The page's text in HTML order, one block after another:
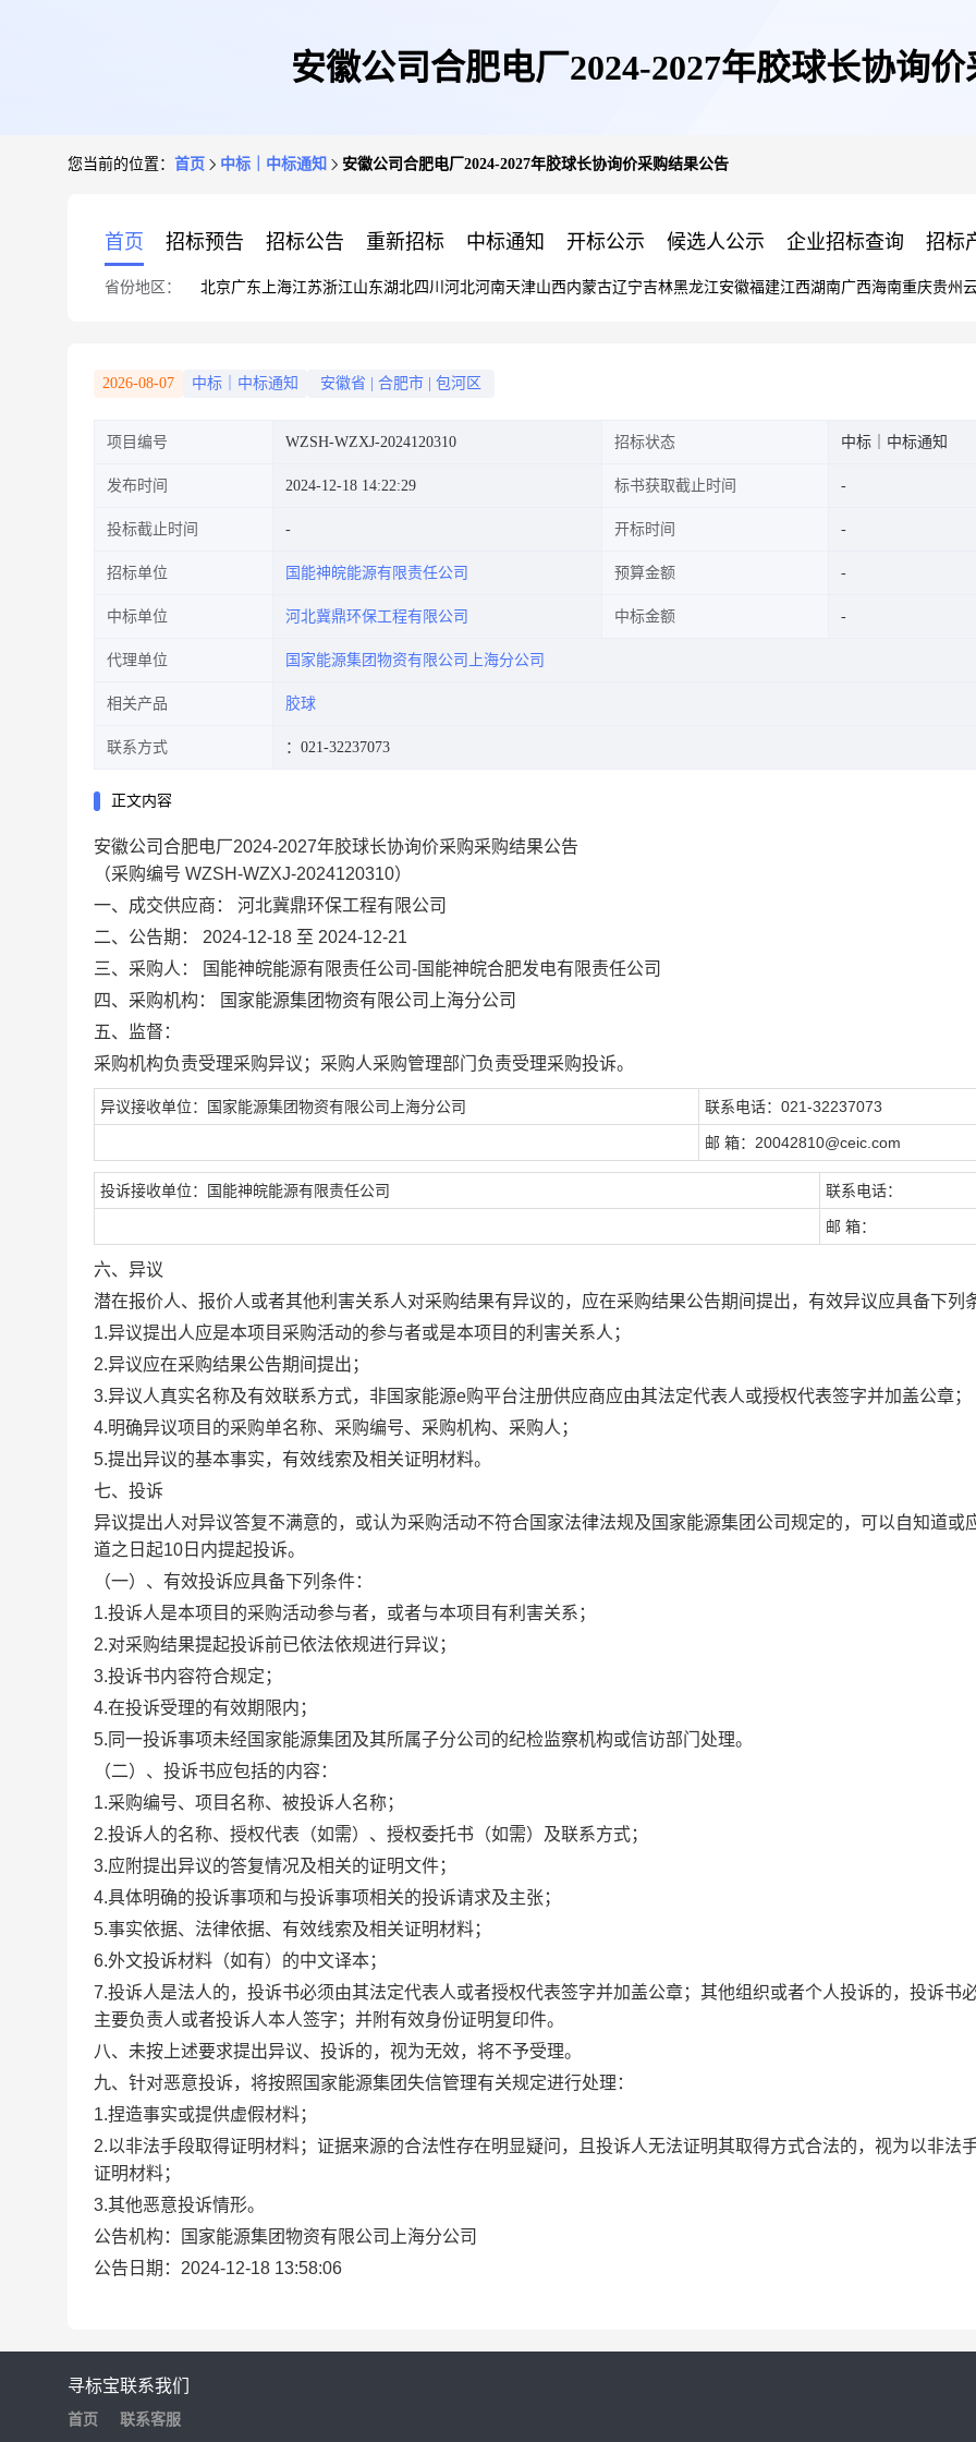
安徽公司合肥电厂2024-2027年胶球长协询
您当前的位置： 首页 中标｜中标通知 安徽公司合肥电厂2024-2027年胶球长协询价采购结果公告
首页 招标预告 招标公告 重新招标 中标通知 开标公示 候选人公示 企业招标查询 招标
省份地区： 北京广东 上海江苏浙江山东湖北四川 河北河南天津山西内蒙古辽宁吉林黑龙江安徽福建江西湖南广西海南重庆贵州
2026-08-07 中标｜中标通知 安徽省 合肥市 包河区
项目编号 WZSH-WZXJ-2024120310 招标状态 中标｜中标通知
发布时间 2024-12-18 14:22:29 标书获取截止时间
投标截止时间 开标时间
招标单位 国能神皖能源有限责任公司 预算金额
中标单位 河北冀鼎环保工程有限公司 中标金额
代理单位 国家能源集团物资有限公司上海分公司
相关产品 胶球
联系方式 ：021-32237073
正文内容
安徽公司合肥电厂2024-2027年胶球长协询价采购采购结果公告
（采购编号 WZSH-WZXJ-2024120310）
一、成交供应商：
河北冀鼎环保工程有限公司
二、公告期：
2024-12-18 至 2024-12-21
三、采购人：
国能神皖能源有限责任公司-国能神皖合肥发电有限责任公司
四、采购机构：
国家能源集团物资有限公司上海分公司
五、监督：
采购机构负责受理采购异议；采购人采购管理部门负责受理采购投诉。
异议接收单位：国家能源集团物资有限公司上海分公司 联系电话：021-32237073
邮 箱：20042810@ceic.com
投诉接收单位：国能神皖能源有限责任公司 联系电话：
邮 箱：
六、异议
潜在报价人、报价人或者其他利害关系人对采购结果有异议的，应在采购结果公告期间提出，有效异议应具备下列
1.异议提出人应是本项目采购活动的参与者或是本项目的利害关系人；
2.异议应在采购结果公告期间提出；
3.异议人真实名称及有效联系方式，非国家能源e购平台注册供应商应由其法定代表人或授权代表签字并加盖公章；
4.明确异议项目的采购单名称、采购编号、采购机构、采购人；
5.提出异议的基本事实，有效线索及相关证明材料。
七、投诉
异议提出人对异议答复不满意的，或认为采购活动不符合国家法律法规及国家能源集团公司规定的，可以自知道或
道之日起10日内提起投诉。
（一）、有效投诉应具备下列条件：
1.投诉人是本项目的采购活动参与者，或者与本项目有利害关系；
2.对采购结果提起投诉前已依法依规进行异议；
3.投诉书内容符合规定；
4.在投诉受理的有效期限内；
5.同一投诉事项未经国家能源集团及其所属子分公司的纪检监察机构或信访部门处理。
（二）、投诉书应包括的内容：
1.采购编号、项目名称、被投诉人名称；
2.投诉人的名称、授权代表（如需）、授权委托书（如需）及联系方式；
3.应附提出异议的答复情况及相关的证明文件；
4.具体明确的投诉事项和与投诉事项相关的投诉请求及主张；
5.事实依据、法律依据、有效线索及相关证明材料；
6.外文投诉材料（如有）的中文译本；
7.投诉人是法人的，投诉书必须由其法定代表人或者授权代表签字并加盖公章；其他组织或者个人投诉的，投诉书
主要负责人或者投诉人本人签字；并附有效身份证明复印件。
八、未按上述要求提出异议、投诉的，视为无效，将不予受理。
九、针对恶意投诉，将按照国家能源集团失信管理有关规定进行处理：
1.捏造事实或提供虚假材料；
2.以非法手段取得证明材料；证据来源的合法性存在明显疑问，且投诉人无法证明其取得方式合法的，视为以非法
证明材料；
3.其他恶意投诉情形。
公告机构：国家能源集团物资有限公司上海分公司
公告日期：2024-12-18 13:58:06
寻标宝
首页
联系我们
联系客服